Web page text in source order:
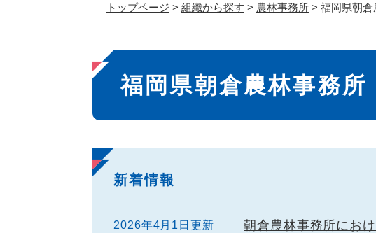
トップページ > 組織から探す > 農林事務所 > 福岡県朝
本
文
福岡県朝倉農林事務所
新着情報
2026年4月1日更新
朝倉農林事務所にお